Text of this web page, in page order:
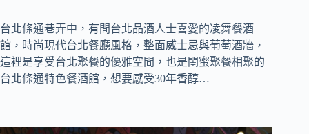
台北條通巷弄中，有間台北品酒人士喜愛的凌舞餐酒
館，時尚現代台北餐廳風格，整面威士忌與葡萄酒牆，
這裡是享受台北聚餐的優雅空間，也是閨蜜聚餐相聚的
台北條通特色餐酒館，想要感受30年香醇…